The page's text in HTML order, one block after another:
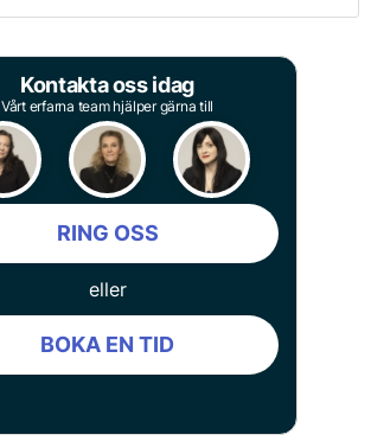
Kontakta oss idag
Vårt erfarna team hjälper gärna till
RING OSS
eller
BOKA EN TID